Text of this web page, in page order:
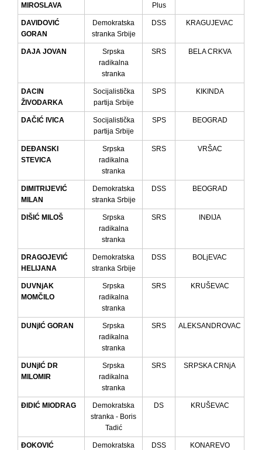
MIROSLAVA
Plus
DAVIDOVIĆ
GORAN
Demokratska
stranka Srbije
DSS KRAGUJEVAC
DAJA JOVAN
Srpska
radikalna
stranka
SRS BELA CRKVA
DACIN
ŽIVODARKA
Socijalistička
partija Srbije
SPS KIKINDA
DAČIĆ IVICA
Socijalistička
partija Srbije
SPS BEOGRAD
DEĐANSKI
STEVICA
Srpska
radikalna
stranka
SRS VRŠAC
DIMITRIJEVIĆ
MILAN
Demokratska
stranka Srbije
DSS BEOGRAD
DIŠIĆ MILOŠ
Srpska
radikalna
stranka
SRS INĐIJA
DRAGOJEVIĆ
HELIJANA
Demokratska
stranka Srbije
DSS BOLjEVAC
DUVNjAK
MOMČILO
Srpska
radikalna
stranka
SRS KRUŠEVAC
DUNjIĆ GORAN
Srpska
radikalna
stranka
SRS ALEKSANDROVAC
DUNjIĆ DR
MILOMIR
Srpska
radikalna
stranka
SRS SRPSKA CRNjA
ĐIDIĆ MIODRAG
Demokratska
stranka - Boris
Tadić
DS KRUŠEVAC
ĐOKOVIĆ Demokratska DSS KONAREVO